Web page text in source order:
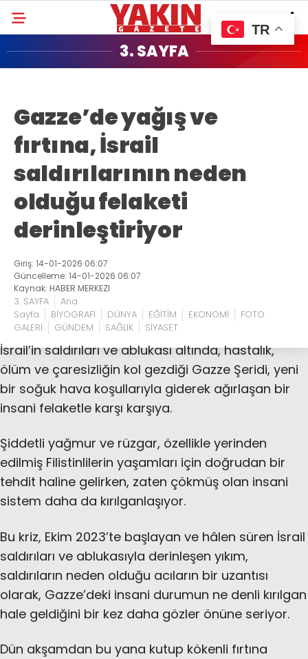
3. SAYFA
Gazze’de yağış ve
fırtına, İsrail
saldırılarının neden
olduğu felaketi
derinleştiriyor
Giriş: 14-01-2026 06:07
Güncelleme: 14-01-2026 06:07
Kaynak: HABER MERKEZI
3. SAYFA
Ana
Sayfa
BİYOGRAFİ DÜNYA EĞİTİM EKONOMİ
FOTO
GALERİ
GÜNDEM SAĞLIK SİYASET
İsrail’in saldırıları ve ablukası altında, hastalık,
ölüm ve çaresizliğin kol gezdiği Gazze Şeridi, yeni
bir soğuk hava koşullarıyla giderek ağırlaşan bir
insani felaketle karşı karşıya.
Şiddetli yağmur ve rüzgar, özellikle yerinden
edilmiş Filistinlilerin yaşamları için doğrudan bir
tehdit haline gelirken, zaten çökmüş olan insani
sistem daha da kırılganlaşıyor.
Bu kriz, Ekim 2023’te başlayan ve hâlen süren İsrail
saldırıları ve ablukasıyla derinleşen yıkım,
saldırıların neden olduğu acıların bir uzantısı
olarak, Gazze’deki insani durumun ne denli kırılgan
hale geldiğini bir kez daha gözler önüne seriyor.
Dün akşamdan bu yana kutup kökenli fırtına
TR